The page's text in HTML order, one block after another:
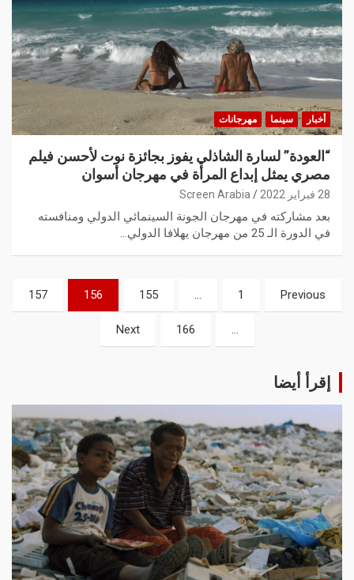
أخبار سينما مهرجانات
“العودة” لسارة الشاذلي يفوز بجائزة نوت لأحسن فيلم
مصري يمثل إبداع المرأة في مهرجان أسوان
28 فبراير 2022 Screen Arabia
بعد مشاركته في مهرجان الجونة السينمائي الدولي ومنافسته
في الدورة الـ 25 من مهرجان يهلافا الدولي…
Previous
1
…
155
156
157
…
166
Next
إقرأ أيضا